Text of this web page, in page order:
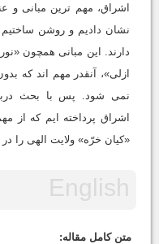
اشراق، مهم ترین مبانی و
نشان دادیم و روشن
دارند. این مبانی همچون
ازلی»، آنقدر مهم اند که
نمی شود. پس با بحث
اشراق پرداخته ایم که از
«کیان خرّه» ولایت الهی را
متن کامل مقاله: